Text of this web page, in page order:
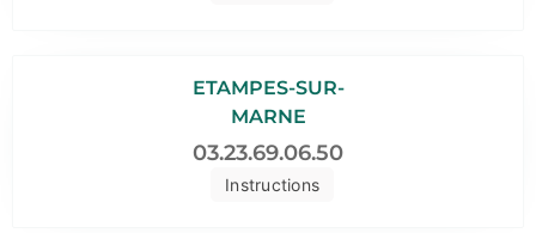
Instructions
ETAMPES-SUR-
MARNE
03.23.69.06.50